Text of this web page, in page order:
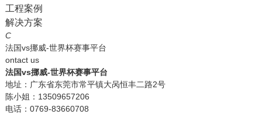
工程案例
解决方案
C
法国vs挪威-世界杯赛事平台
ontact us
法国vs挪威-世界杯赛事平台
地址：广东省东莞市常平镇大呙恒丰二路2号
陈小姐：13509657206
电话：0769-83660708